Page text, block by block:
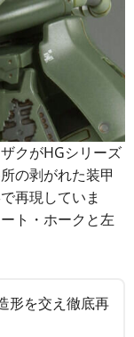
クがHGシリーズ
の剥がれた装甲
再現していま
ト・ホークと左
形を交え徹底再